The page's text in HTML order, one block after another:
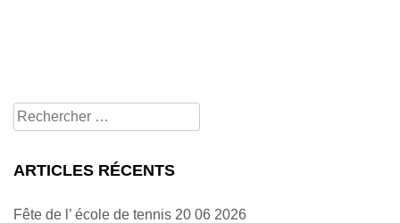
Rechercher
pour:
ARTICLES RÉCENTS
Fête de l’ école de tennis 20 06 2026